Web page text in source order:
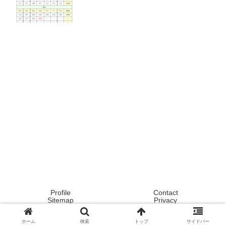
Profile
Contact
Sitemap
Privacy
Copyright © 2020 Tokyo ! Japan ! Life now ! All Rights Reserved.
ホーム 検索 トップ サイドバー